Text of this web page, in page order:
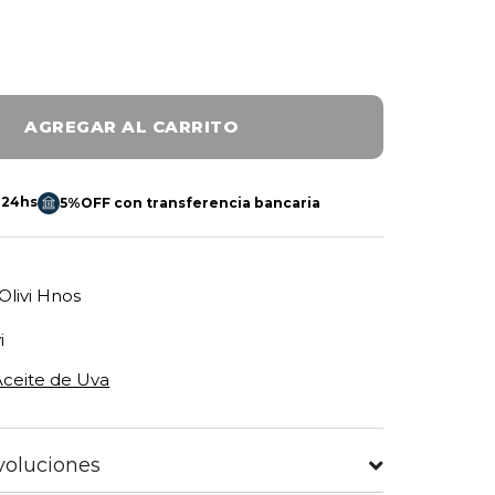
AGREGAR AL CARRITO
5%OFF con transferencia bancaria
Hnos
de Uva